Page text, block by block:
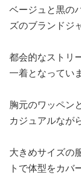
ベージュと黒の
ズのブランドジ
都会的なストリ
一着となってい
胸元のワッペン
カジュアルなが
大きめサイズの
トで体型をカバ